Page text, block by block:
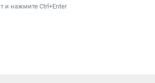
и нажмите Ctrl+Enter